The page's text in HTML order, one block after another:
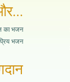
का भजन
भजन